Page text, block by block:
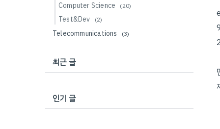
Computer Science (20)
Test&Dev (2)
Telecommunications (3)
최근 글
인기 글